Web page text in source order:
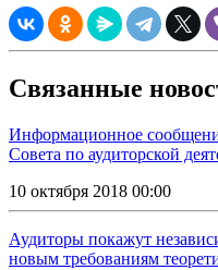
Связанные
Информационное
Совета по аудиторской
10 октября 2018 00:00
Аудиторы покажут
новым требованиям